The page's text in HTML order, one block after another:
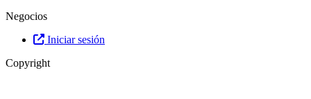
Negocios
Iniciar sesión
Copyright